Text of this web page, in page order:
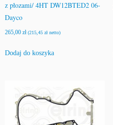
z płozami/ 4HT DW12BTED2 06-
Dayco
265,00 zł (215,45 zł netto)
Dodaj do koszyka